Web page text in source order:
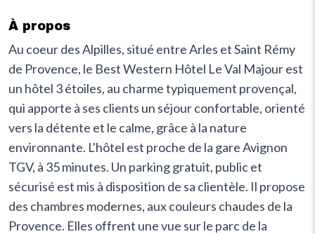
À propos
Au coeur des Alpilles, situé entre Arles et Saint Rémy
de Provence, le Best Western Hôtel Le Val Majour est
un hôtel 3 étoiles, au charme typiquement provençal,
qui apporte à ses clients un séjour confortable, orienté
vers la détente et le calme, grâce à la nature
environnante. L'hôtel est proche de la gare Avignon
TGV, à 35 minutes. Un parking gratuit, public et
sécurisé est mis à disposition de sa clientèle. Il propose
des chambres modernes, aux couleurs chaudes de la
Provence. Elles offrent une vue sur le parc de la